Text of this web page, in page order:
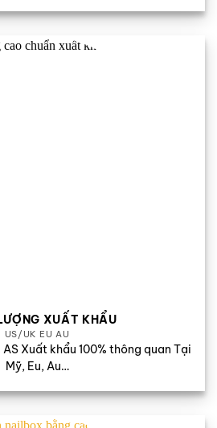
XUẤT KHẨU
US/UK EU AU
Xuất khẩu 100% thông quan Tại
Mỹ, Eu, Au…